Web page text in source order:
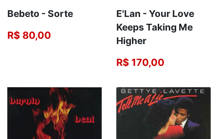
Bebeto - Sorte
R$ 80,00
E'Lan - Your Love
Keeps Taking Me
Higher
R$ 170,00